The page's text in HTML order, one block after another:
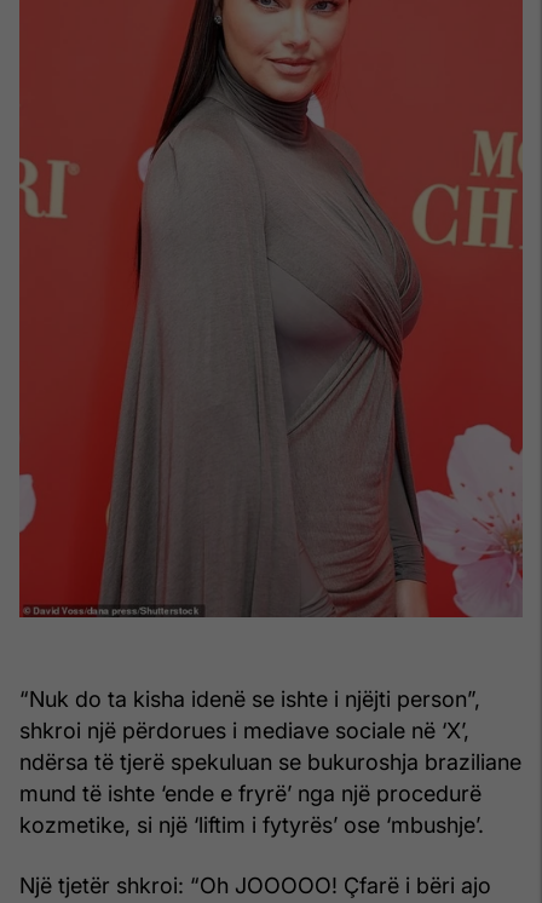
“Nuk do ta kisha idenë se ishte i njëjti person”,
shkroi një përdorues i mediave sociale në ‘X’,
ndërsa të tjerë spekuluan se bukuroshja braziliane
mund të ishte ‘ende e fryrë’ nga një procedurë
kozmetike, si një ‘liftim i fytyrës’ ose ‘mbushje’.
Një tjetër shkroi: “Oh JOOOOO! Çfarë i bëri ajo